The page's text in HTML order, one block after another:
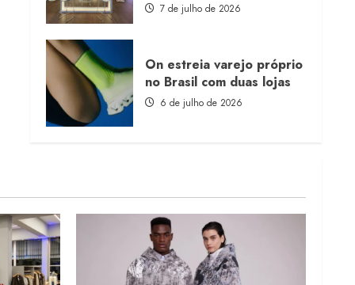
7 de julho de 2026
On estreia varejo próprio
no Brasil com duas lojas
6 de julho de 2026